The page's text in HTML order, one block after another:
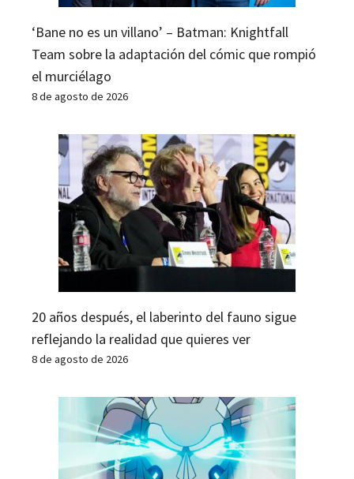
‘Bane no es un villano’ – Batman: Knightfall
Team sobre la adaptación del cómic que rompió
el murciélago
8 de agosto de 2026
20 años después, el laberinto del fauno sigue
reflejando la realidad que quieres ver
8 de agosto de 2026